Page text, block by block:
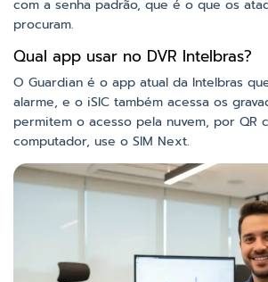
com a senha padrão, que é o que os
procuram.
Qual app usar no DVR Intelbras?
O Guardian é o app atual da Intelbras
alarme, e o iSIC também acessa os
permitem o acesso pela nuvem, por QR
computador, use o SIM Next.